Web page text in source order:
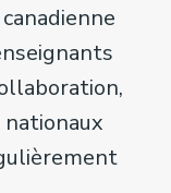
nationaux